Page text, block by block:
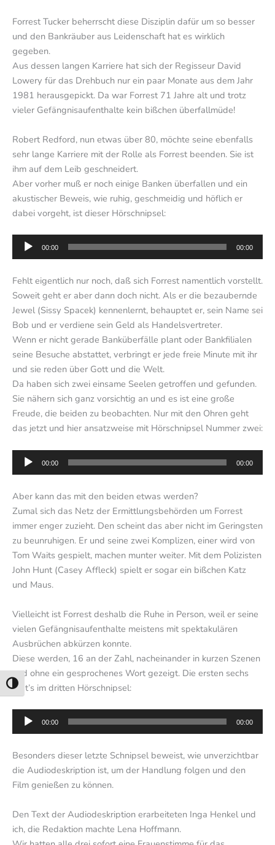
Umschalten auf hohe Kontraste
Forrest Tucker beherrscht diese Disziplin dafür um so besser
und den Bankräuber aus Leidenschaft hat es wirklich
gegeben.
Aus dessen langen Karriere hat sich der Regisseur David
Lowery für das Drehbuch nur ein paar Monate aus dem Jahr
1981 herausgepickt. Da war Forrest 71 Jahre alt und trotz
vieler Gefängnisaufenthalte kein bißchen überfallmüde!
Robert Redford, nun etwas über 80, möchte seine ebenfalls
sehr lange Karriere mit der Rolle als Forrest beenden. Sie ist
ihm auf dem Leib geschneidert.
Aber vorher muß er noch einige Banken überfallen und ein
akustischer Beweis, wie ruhig, geschmeidig und höflich er
dabei vorgeht, ist dieser Hörschnipsel:
Audio-
Player
00:00 00:00
Fehlt eigentlich nur noch, daß sich Forrest namentlich vorstellt.
Soweit geht er aber dann doch nicht. Als er die bezaubernde
Jewel (Sissy Spacek) kennenlernt, behauptet er, sein Name sei
Bob und er verdiene sein Geld als Handelsvertreter.
Wenn er nicht gerade Banküberfälle plant oder Bankfilialen
seine Besuche abstattet, verbringt er jede freie Minute mit ihr
und sie reden über Gott und die Welt.
Da haben sich zwei einsame Seelen getroffen und gefunden.
Sie nähern sich ganz vorsichtig an und es ist eine große
Freude, die beiden zu beobachten. Nur mit den Ohren geht
das jetzt und hier ansatzweise mit Hörschnipsel Nummer zwei:
Audio-
00:00 00:00
Aber kann das mit den beiden etwas werden?
Zumal sich das Netz der Ermittlungsbehörden um Forrest
immer enger zuzieht. Den scheint das aber nicht im Geringsten
zu beunruhigen. Er und seine zwei Komplizen, einer wird von
Tom Waits gespielt, machen munter weiter. Mit dem Polizisten
John Hunt (Casey Affleck) spielt er sogar ein bißchen Katz
und Maus.
Vielleicht ist Forrest deshalb die Ruhe in Person, weil er seine
vielen Gefängnisaufenthalte meistens mit spektakulären
Ausbrüchen abkürzen konnte.
Diese werden, 16 an der Zahl, nacheinander in kurzen Szenen
und ohne ein gesprochenes Wort gezeigt. Die ersten sechs
gibt’s im dritten Hörschnipsel:
Audio-
00:00 00:00
Besonders dieser letzte Schnipsel beweist, wie unverzichtbar
die Audiodeskription ist, um der Handlung folgen und den
Film genießen zu können.
Den Text der Audiodeskription erarbeiteten Inga Henkel und
ich, die Redaktion machte Lena Hoffmann.